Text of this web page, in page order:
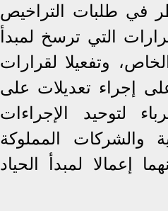
في طلبات التراخيص
التي ترسخ لمبدأ
وتفعيلا لقرارات
إجراء تعديلات على
لتوحيد الإجراءات
والشركات المملوكة
إعمالا لمبدأ الحياد